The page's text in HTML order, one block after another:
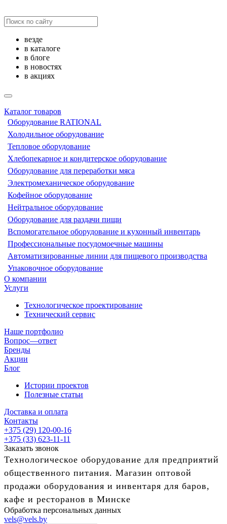
везде
в каталоге
в блоге
в новостях
в акциях
Каталог товаров
Оборудование RATIONAL
Холодильное оборудование
Тепловое оборудование
Хлебопекарное и кондитерское оборудование
Оборудование для переработки мяса
Электромеханическое оборудование
Кофейное оборудование
Нейтральное оборудование
Оборудование для раздачи пищи
Вспомогательное оборудование и кухонный инвентарь
Профессиональные посудомоечные машины
Автоматизированные линии для пищевого производства
Упаковочное оборудование
О компании
Услуги
Технологическое проектирование
Технический сервис
Наше портфолио
Вопрос—ответ
Бренды
Акции
Блог
Истории проектов
Полезные статьи
Доставка и оплата
Контакты
+375 (29) 120-00-16
+375 (33) 623-11-11
Заказать звонок
Технологическое оборудование для предприятий
общественного питания. Магазин оптовой
продажи оборудования и инвентаря для баров,
кафе и ресторанов в Минске
Обработка персональных данных
vels@vels.by